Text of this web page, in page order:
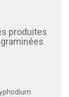
produites